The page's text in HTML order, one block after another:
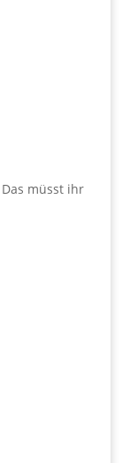
müsst ihr